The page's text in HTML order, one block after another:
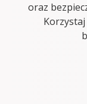
oraz